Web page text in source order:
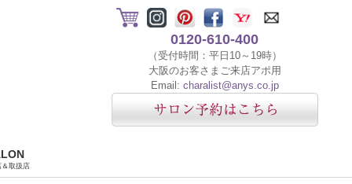
0120-610-400
（受付時間：平日10～19時）
大阪のお客さまご来店アポ用
Email: charalist@anys.co.jp
＆取扱店